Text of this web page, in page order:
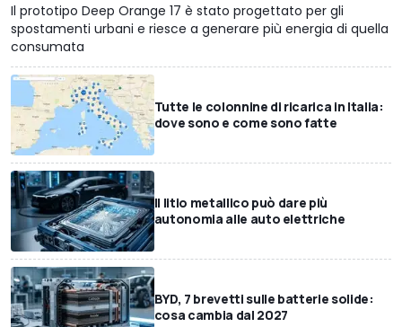
Il prototipo Deep Orange 17 è stato progettato per gli
spostamenti urbani e riesce a generare più energia di quella
consumata
Tutte le colonnine di ricarica in Italia:
dove sono e come sono fatte
Il litio metallico può dare più
autonomia alle auto elettriche
BYD, 7 brevetti sulle batterie solide:
cosa cambia dal 2027